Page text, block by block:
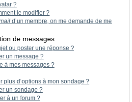
?
le modifier ?
d’un membre, on me demande de me
de messages
ou poster une réponse ?
un message ?
à mes messages ?
plus d’options à mon sondage ?
un sondage ?
à un forum ?